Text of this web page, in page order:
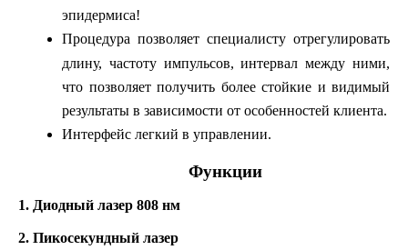
эпидермиса!
Процедура позволяет специалисту отрегулировать
длину, частоту импульсов, интервал между ними,
что позволяет получить более стойкие и видимый
результаты в зависимости от особенностей клиента.
Интерфейс легкий в управлении.
Функции
1. Диодный лазер 808 нм
2. Пикосекундный лазер